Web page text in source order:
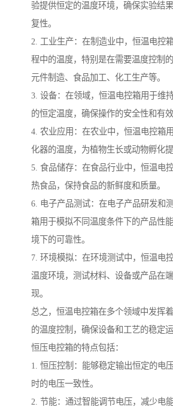
验提供恒定的温度环境，确保实验结
复性。
2. 工业生产：在制造业中，恒温电控
程中的温度，特别是在需要温度控制
元件制造、食品加工、化工生产等。
3. 设备：在领域，恒温电控箱用于维
的恒定温度，确保操作的安全性和有效
4. 农业应用：在农业中，恒温电控箱
化器的温度，为植物生长或动物孵化提
5. 食品储存：在食品行业中，恒温电
热食品，保持食品的新鲜度和质量。
6. 电子产品测试：在电子产品研发和
箱用于模拟不同温度条件下的产品性
境下的可靠性。
7. 环境模拟：在环境测试中，恒温电
温度环境，测试材料、设备或产品在
现。
总之，恒温电控箱在多个领域中发挥
的温度控制，确保设备和工艺的稳定运
恒压电控箱的特点包括：
1. 恒压控制：能够稳定输出恒定的电
时的电压一致性。
2. 节能：通过智能调节电压，减少电